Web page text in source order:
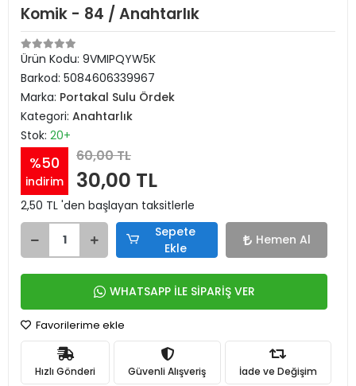
Komik - 84 / Anahtarlık
Ürün Kodu: 9VMIPQYW5K
Barkod: 5084606339967
Marka: Portakal Sulu Ördek
Kategori: Anahtarlık
Stok: 20+
%50
indirim
60,00 TL
30,00 TL
2,50 TL 'den başlayan taksitlerle
Sepete
Ekle
Hemen Al
WHATSAPP İLE SİPARİŞ VER
Favorilerime ekle
Hızlı Gönderi Güvenli Alışveriş İade ve Değişim